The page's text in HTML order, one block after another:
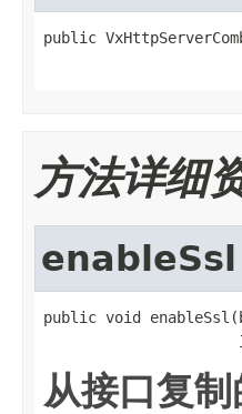
public
方法详细
enableSsl
public void
从接口复